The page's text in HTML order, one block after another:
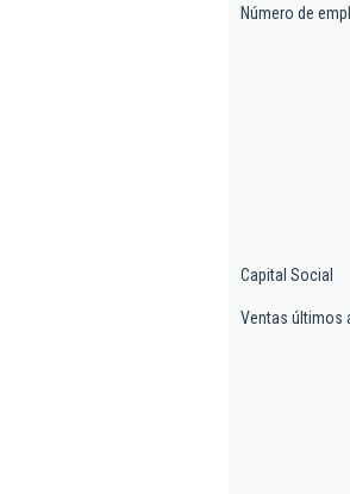
Número de
Capital Social
Ventas últimos